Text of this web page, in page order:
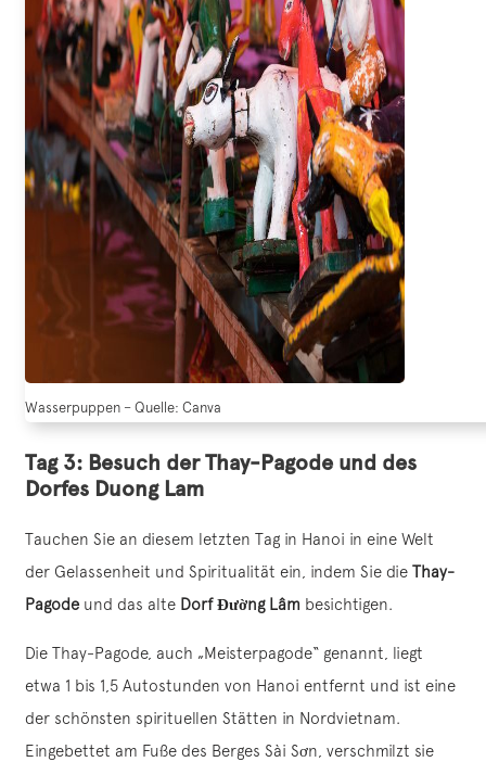
Wasserpuppen – Quelle: Canva
Tag 3: Besuch der Thay-Pagode und des
Dorfes Duong Lam
Tauchen Sie an diesem letzten Tag in Hanoi in eine Welt
der Gelassenheit und Spiritualität ein, indem Sie die Thay-
Pagodeund das alte Dorf Đường Lâm besichtigen.
Die Thay-Pagode, auch „Meisterpagode“ genannt, liegt
etwa 1 bis 1,5 Autostunden von Hanoi entfernt und ist eine
der schönsten spirituellen Stätten in Nordvietnam.
Eingebettet am Fuße des Berges Sài Sơn, verschmilzt sie